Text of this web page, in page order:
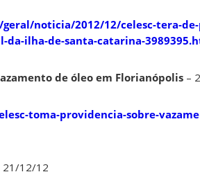
noticia/2012/12/celesc-tera-
da-ilha-de-santa-catarina-
de óleo em Florianópolis –
toma-providencia-sobre-
21/12/12